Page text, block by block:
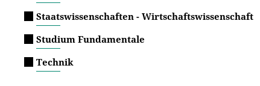
Staatswissenschaften - Wirtschaftswissenschaft
Studium Fundamentale
Technik